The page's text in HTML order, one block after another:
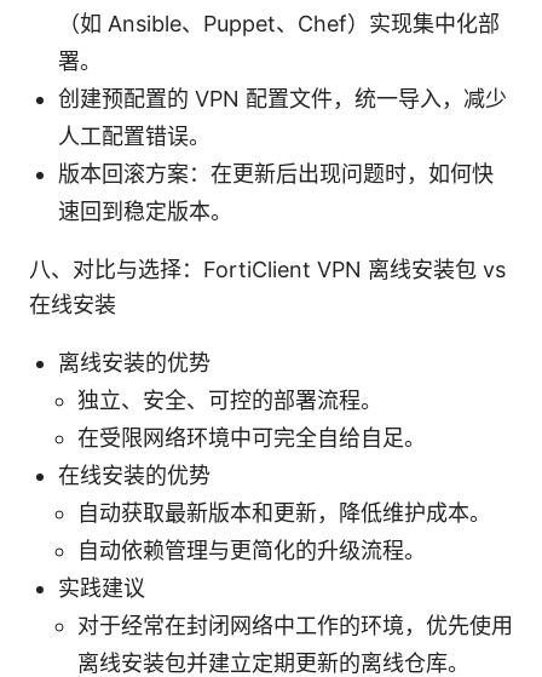
（如 Ansible、Puppet、Chef）实现集中化部
署。
创建预配置的 VPN 配置文件，统一导入，减少
人工配置错误。
版本回滚方案：在更新后出现问题时，如何快
速回到稳定版本。
八、对比与选择：FortiClient VPN 离线安装包 vs
在线安装
离线安装的优势
独立、安全、可控的部署流程。
在受限网络环境中可完全自给自足。
在线安装的优势
自动获取最新版本和更新，降低维护成本。
自动依赖管理与更简化的升级流程。
实践建议
对于经常在封闭网络中工作的环境，优先使用
离线安装包并建立定期更新的离线仓库。